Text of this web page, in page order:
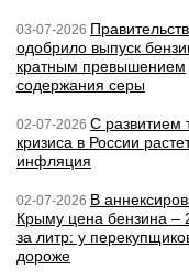
03-07-2026
одобрило выпуск
кратным превышением
содержания серы
02-07-2026 С развитием
кризиса в России
инфляция
02-07-2026 В
Крыму цена бензина –
за литр: у
дороже